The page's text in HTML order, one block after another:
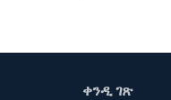
ቀንዲ ገጽ